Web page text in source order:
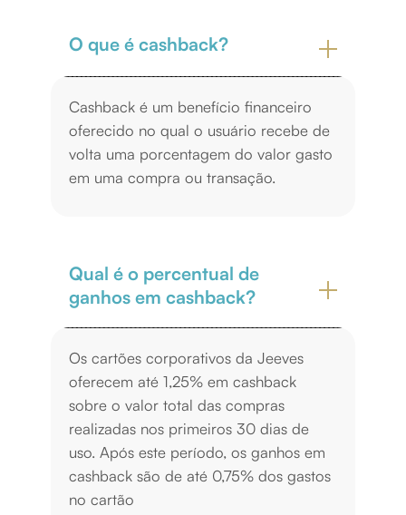
O que é cashback?
Cashback é um benefício financeiro
oferecido no qual o usuário recebe de
volta uma porcentagem do valor gasto
em uma compra ou transação.
Qual é o percentual de
ganhos em cashback?
Os cartões corporativos da Jeeves
oferecem até 1,25% em cashback
sobre o valor total das compras
realizadas nos primeiros 30 dias de
uso. Após este período, os ganhos em
cashback são de até 0,75% dos gastos
no cartão